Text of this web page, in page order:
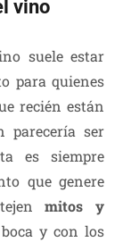
vino
suele estar
para quienes
recién están
parecería ser
es siempre
que genere
tejenmitos y
y con los